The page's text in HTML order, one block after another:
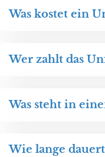
Was kostet ein
Wer zahlt das
Was steht in
Wie lange dauert